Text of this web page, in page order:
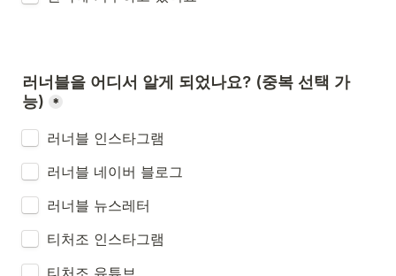
러너블을 어디서 알게 되었나요? (중복 선택 가
능)
*
러너블 인스타그램
러너블 네이버 블로그
러너블 뉴스레터
티처조 인스타그램